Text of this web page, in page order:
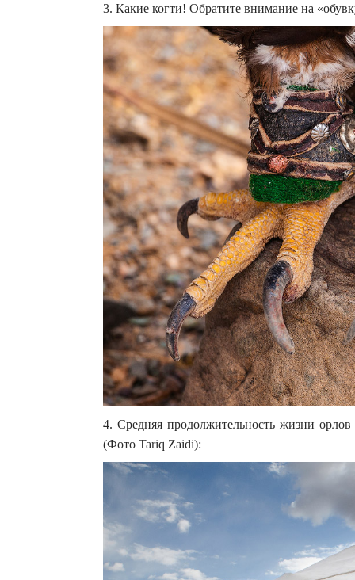
3. Какие когти! Обратите внимание на
4. Средняя продолжительность жизни
(Фото Tariq Zaidi):